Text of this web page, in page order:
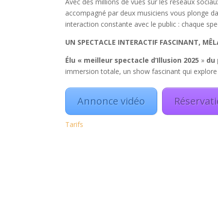
accompagné par deux musiciens vous plonge
interaction constante avec le public : chaque
UN SPECTACLE INTERACTIF FASCINANT,
Élu « meilleur spectacle d’Illusion 2025 » du
immersion totale, un show fascinant qui
Annonce vidéo
Tarifs